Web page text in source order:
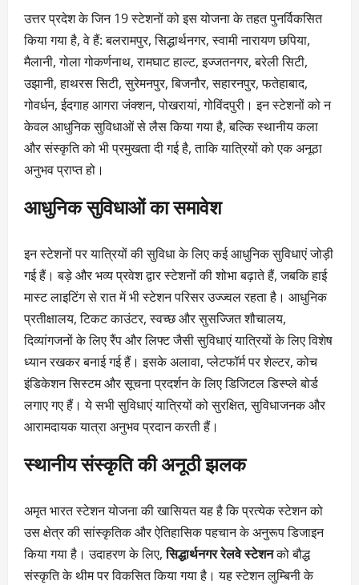
उत्तर प्रदेश के जिन 19 स्टेशनों को इस योजना के तहत पुनर्विकसित
किया गया है, वे हैं: बलरामपुर, सिद्धार्थनगर, स्वामी नारायण छपिया,
मैलानी, गोला गोकर्णनाथ, रामघाट हाल्ट, इज्जतनगर, बरेली सिटी,
उझानी, हाथरस सिटी, सुरेमनपुर, बिजनौर, सहारनपुर, फतेहाबाद,
गोवर्धन, ईदगाह आगरा जंक्शन, पोखरायां, गोविंदपुरी। इन स्टेशनों को न
केवल आधुनिक सुविधाओं से लैस किया गया है, बल्कि स्थानीय कला
और संस्कृति को भी प्रमुखता दी गई है, ताकि यात्रियों को एक अनूठा
अनुभव प्राप्त हो।
आधुनिक सुविधाओं का समावेश
इन स्टेशनों पर यात्रियों की सुविधा के लिए कई आधुनिक सुविधाएं जोड़ी
गई हैं। बड़े और भव्य प्रवेश द्वार स्टेशनों की शोभा बढ़ाते हैं, जबकि हाई
मास्ट लाइटिंग से रात में भी स्टेशन परिसर उज्ज्वल रहता है। आधुनिक
प्रतीक्षालय, टिकट काउंटर, स्वच्छ और सुसज्जित शौचालय,
दिव्यांगजनों के लिए रैंप और लिफ्ट जैसी सुविधाएं यात्रियों के लिए विशेष
ध्यान रखकर बनाई गई हैं। इसके अलावा, प्लेटफॉर्म पर शेल्टर, कोच
इंडिकेशन सिस्टम और सूचना प्रदर्शन के लिए डिजिटल डिस्प्ले बोर्ड
लगाए गए हैं। ये सभी सुविधाएं यात्रियों को सुरक्षित, सुविधाजनक और
आरामदायक यात्रा अनुभव प्रदान करती हैं।
स्थानीय संस्कृति की अनूठी झलक
अमृत भारत स्टेशन योजना की खासियत यह है कि प्रत्येक स्टेशन को
उस क्षेत्र की सांस्कृतिक और ऐतिहासिक पहचान के अनुरूप डिजाइन
किया गया है। उदाहरण के लिए,सिद्धार्थनगर रेलवे स्टेशनको बौद्ध
संस्कृति के थीम पर विकसित किया गया है। यह स्टेशन लुम्बिनी के